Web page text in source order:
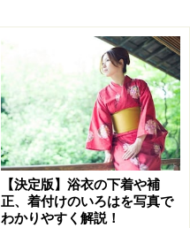
【決定版】浴衣の下着や補
正、着付けのいろはを写真で
わかりやすく解説！